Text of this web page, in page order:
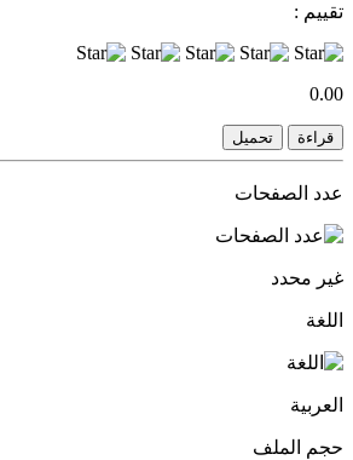
تقييم :
0.00
قراءة تحميل
عدد الصفحات
غير محدد
اللغة
العربية
حجم الملف